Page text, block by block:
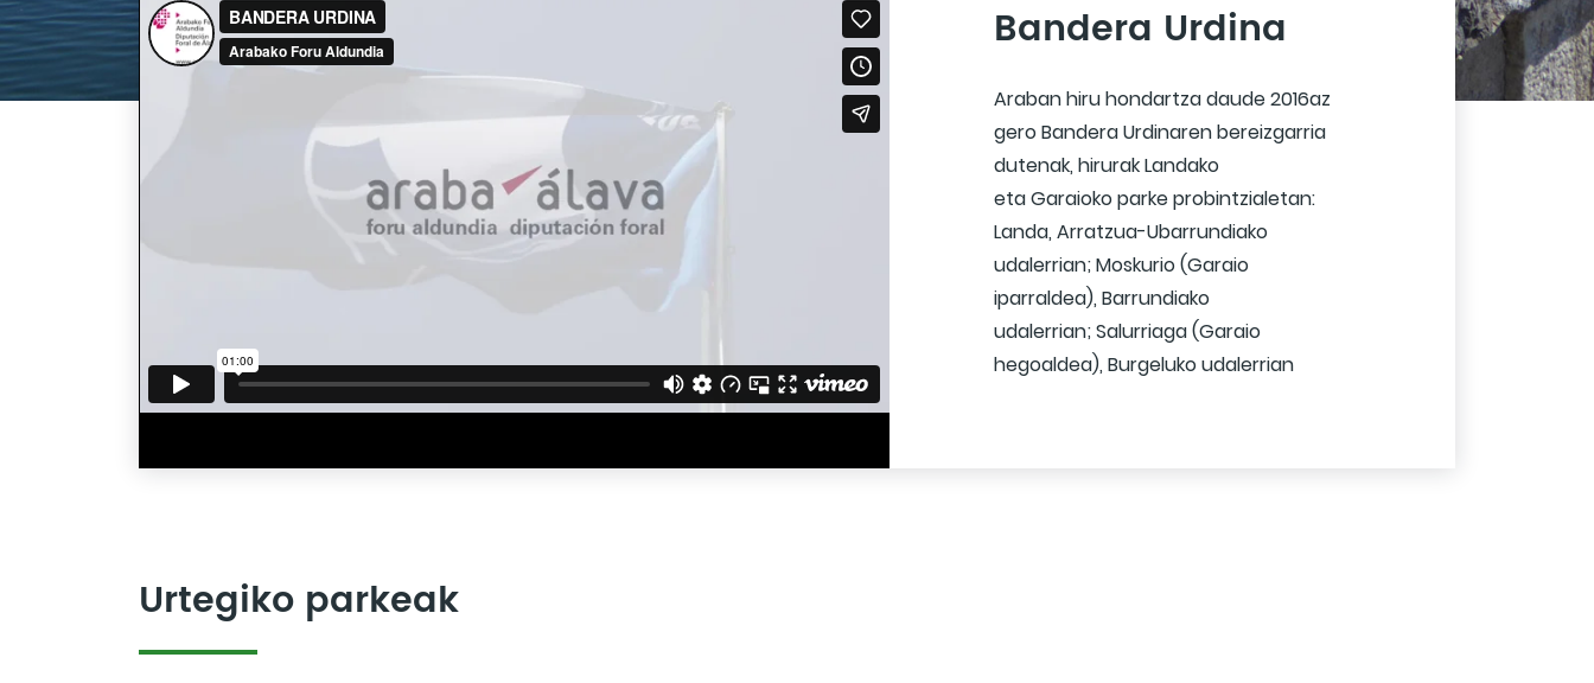
Bandera Urdina
Araban hiru hondartza daude 2016az
gero Bandera Urdinaren bereizgarria
dutenak, hirurak Landako
eta Garaioko parke probintzialetan:
Landa, Arratzua-Ubarrundiako
udalerrian; Moskurio (Garaio
iparraldea), Barrundiako
udalerrian; Salurriaga (Garaio
hegoaldea), Burgeluko udalerrian
Urtegiko parkeak